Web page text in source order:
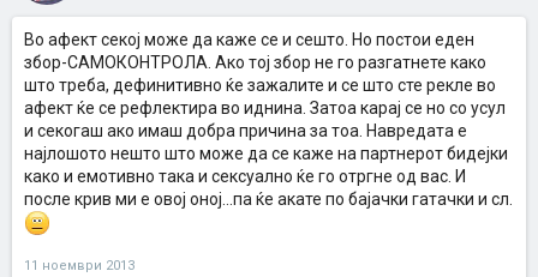
Во афект секој може да каже се и сешто. Но постои еден
збор-САМОКОНТРОЛА. Ако тој збор не го разгатнете како
што треба, дефинитивно ќе зажалите и се што сте рекле во
афект ќе се рефлектира во иднина. Затоа карај се но со усул
и секогаш ако имаш добра причина за тоа. Навредата е
најлошото нешто што може да се каже на партнерот бидејки
како и емотивно така и сексуално ќе го отргне од вас. И
после крив ми е овој оној...па ќе акате по бајачки гатачки и сл.
11 ноември 2013